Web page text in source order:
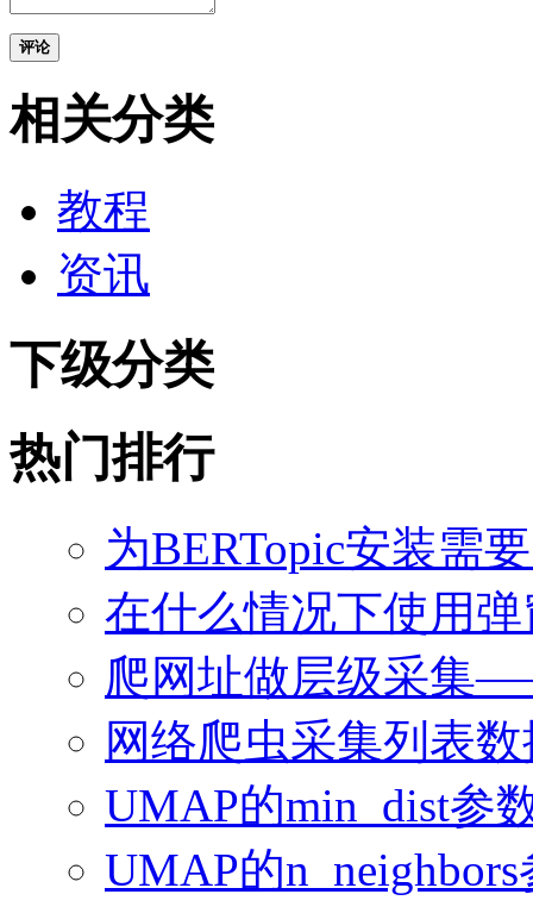
评论
相关分类
教程
资讯
下级分类
热门排行
为BERTopic安装需
在什么情况下使用
爬网址做层级采集
网络爬虫采集列表
UMAP的min_dist参
UMAP的